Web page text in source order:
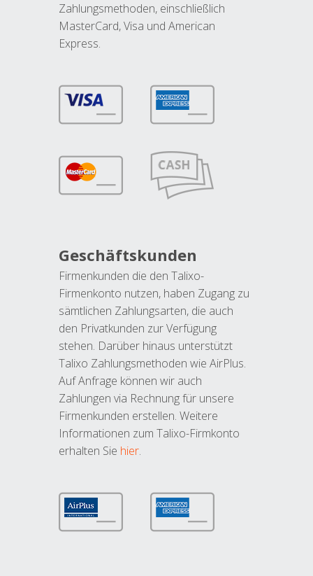
Zahlungsmethoden, einschließlich
MasterCard, Visa und American
Express.
Geschäftskunden
Firmenkunden die den Talixo-
Firmenkonto nutzen, haben Zugang zu
sämtlichen Zahlungsarten, die auch
den Privatkunden zur Verfügung
stehen. Darüber hinaus unterstützt
Talixo Zahlungsmethoden wie AirPlus.
Auf Anfrage können wir auch
Zahlungen via Rechnung für unsere
Firmenkunden erstellen. Weitere
Informationen zum Talixo-Firmkonto
erhalten Sie hier.